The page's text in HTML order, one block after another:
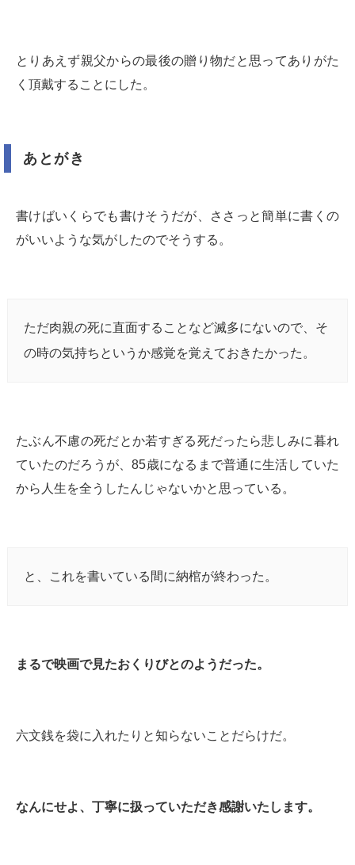
とりあえず親父からの最後の贈り物だと思ってありがた
く頂戴することにした。
あとがき
書けばいくらでも書けそうだが、ささっと簡単に書くの
がいいような気がしたのでそうする。
ただ肉親の死に直面することなど滅多にないので、そ
の時の気持ちというか感覚を覚えておきたかった。
たぶん不慮の死だとか若すぎる死だったら悲しみに暮れ
ていたのだろうが、85歳になるまで普通に生活していた
から人生を全うしたんじゃないかと思っている。
と、これを書いている間に納棺が終わった。
まるで映画で見たおくりびとのようだった。
六文銭を袋に入れたりと知らないことだらけだ。
なんにせよ、丁寧に扱っていただき感謝いたします。